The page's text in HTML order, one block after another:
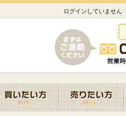
ログインしていません